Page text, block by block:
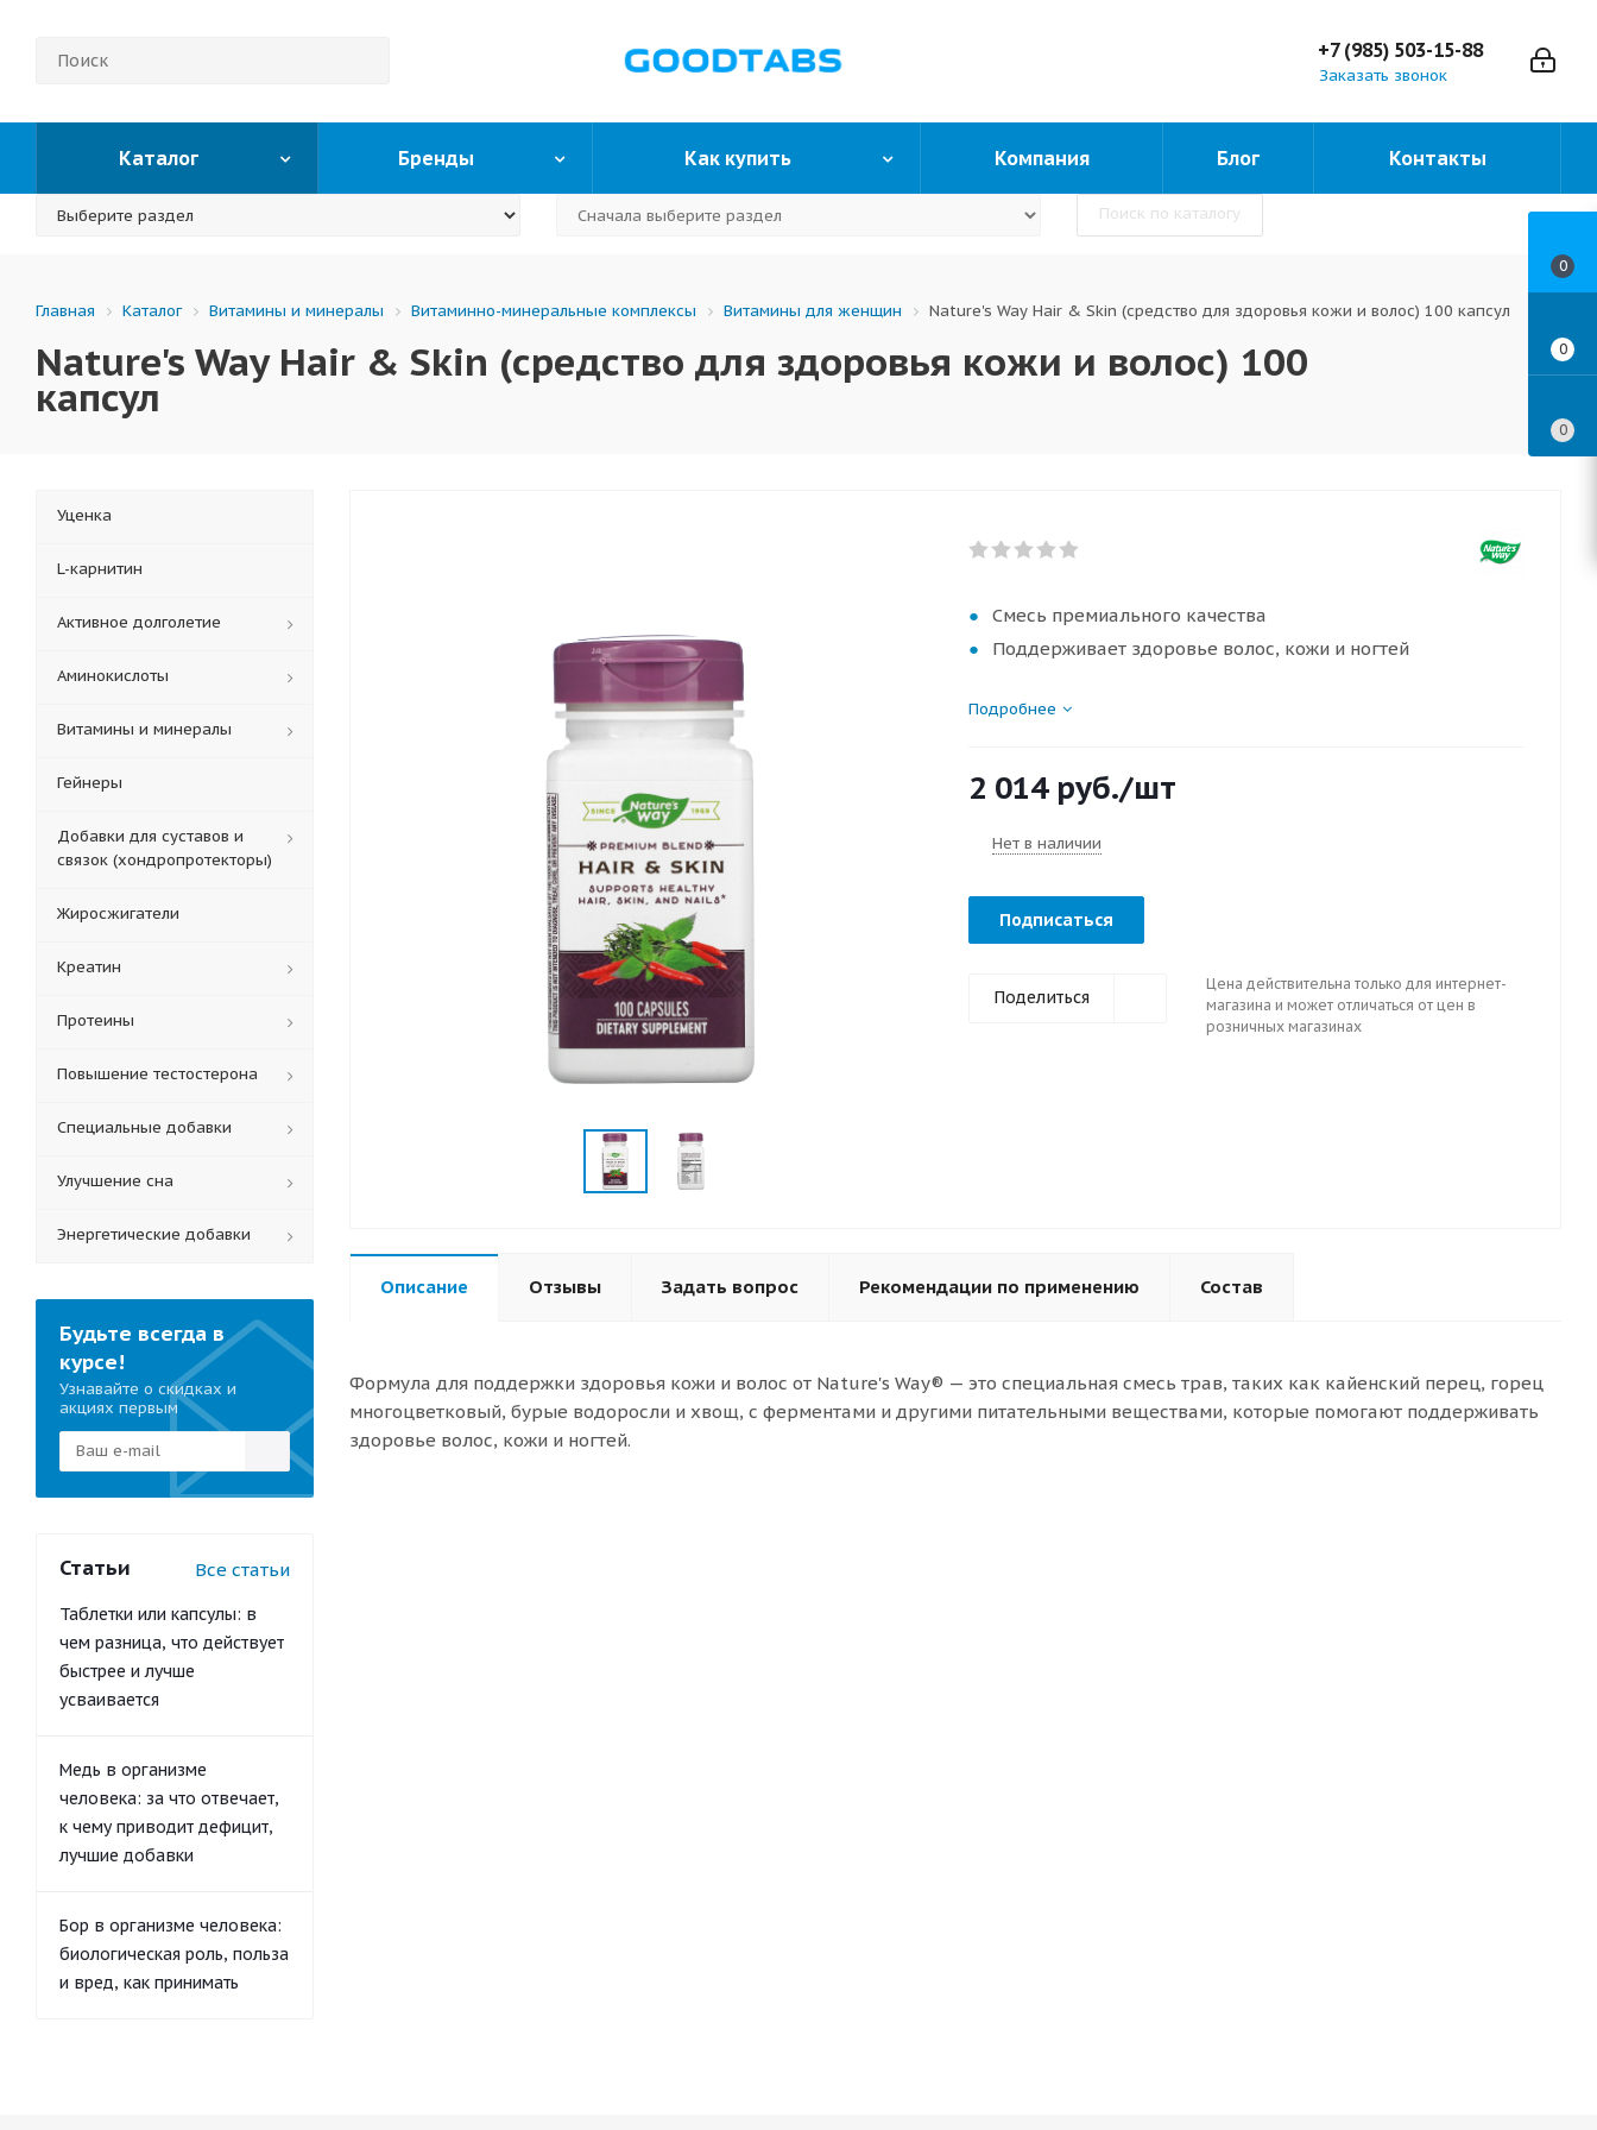
+7 (985) 503-15-88
Заказать звонок
Каталог Бренды Как купить Компания Блог Контакты
Поиск по каталогу
Главная Каталог Витамины и минералы Витаминно-минеральные комплексы Витамины для женщин Nature's Way Hair & Skin (средство для здоровья кожи и волос) 100 капсул
Nature's Way Hair & Skin (средство для здоровья кожи и волос) 100
капсул
Смесь премиального качества
Поддерживает здоровье волос, кожи и ногтей
Подробнее
2 014руб./шт
Нет в наличии
Подписаться
Поделиться
Цена действительна только для интернет-
магазина и может отличаться от цен в
розничных магазинах
Описание Отзывы Задать вопрос Рекомендации по применению Состав
Формула для поддержки здоровья кожи и волос от Nature's Way® — это специальная смесь трав, таких как кайенский перец, горец
многоцветковый, бурые водоросли и хвощ, с ферментами и другими питательными веществами, которые помогают поддерживать
здоровье волос, кожи и ногтей.
Уценка
L-карнитин
Активное долголетие
Аминокислоты
Витамины и минералы
Гейнеры
Добавки для суставов и
связок (хондропротекторы)
Жиросжигатели
Креатин
Протеины
Повышение тестостерона
Специальные добавки
Улучшение сна
Энергетические добавки
Будьте всегда в
курсе!
Узнавайте о скидках и
акциях первым
Статьи Все статьи
Таблетки или капсулы: в
чем разница, что действует
быстрее и лучше
усваивается
Медь в организме
человека: за что отвечает,
к чему приводит дефицит,
лучшие добавки
Бор в организме человека:
биологическая роль, польза
и вред, как принимать
0
0
0